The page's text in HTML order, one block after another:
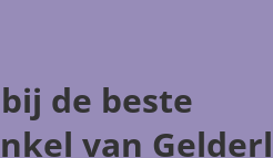
bij de beste
van